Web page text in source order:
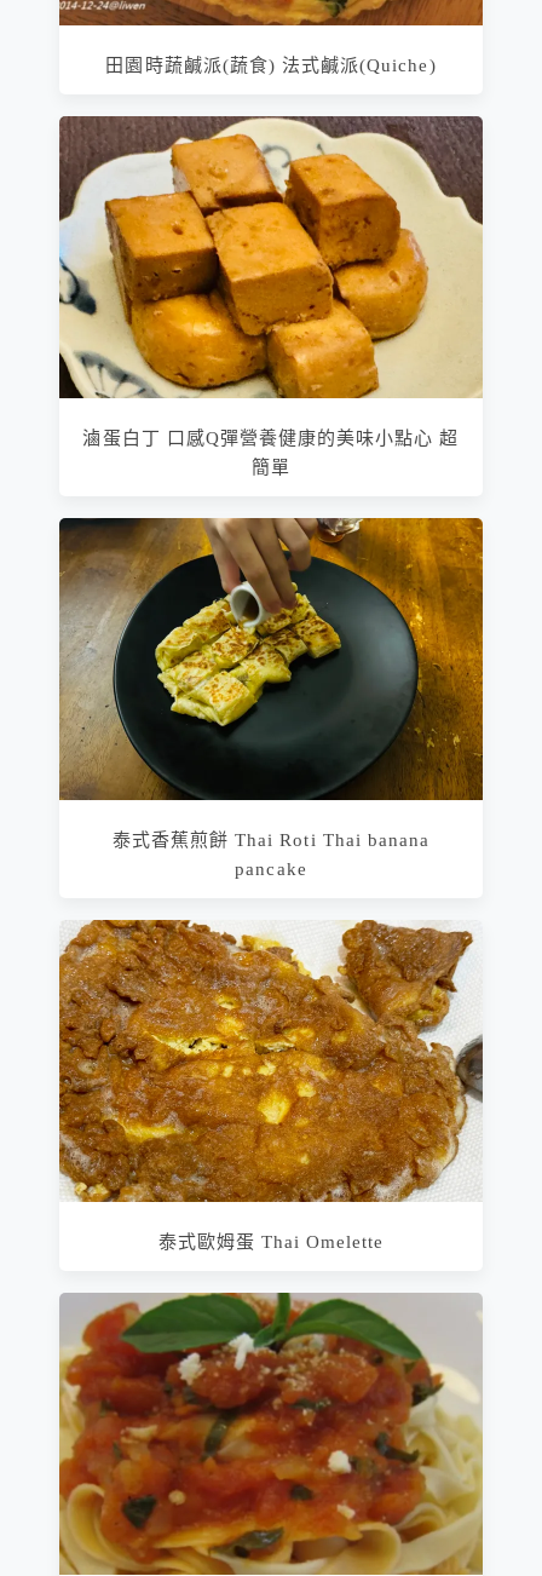
田園時蔬鹹派(蔬食) 法式鹹派(Quiche)
滷蛋白丁 口感Q彈營養健康的美味小點心 超
簡單
泰式香蕉煎餅 Thai Roti Thai banana
pancake
泰式歐姆蛋 Thai Omelette